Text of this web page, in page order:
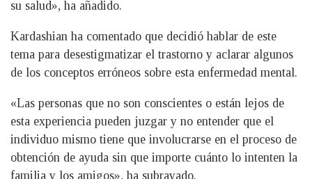
su salud», ha añadido.
Kardashian ha comentado que decidió hablar de este
tema para desestigmatizar el trastorno y aclarar algunos
de los conceptos erróneos sobre esta enfermedad mental.
«Las personas que no son conscientes o están lejos de
esta experiencia pueden juzgar y no entender que el
individuo mismo tiene que involucrarse en el proceso de
obtención de ayuda sin que importe cuánto lo intenten la
familia y los amigos», ha subrayado.